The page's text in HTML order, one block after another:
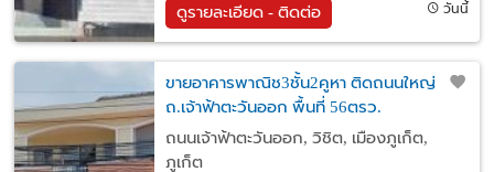
ดูรายละเอียด - ติดต่อ วันนี้
ขายอาคารพาณิช3ชั้น2คูหา ติดถนนใหญ่
ถ.เจ้าฟ้าตะวันออก พื้นที่ 56ตรว.
Commercial building for sale, 3 floors, 2
units. Chaofa East Rd., area 56 sq m.
ถนนเจ้าฟ้าตะวันออก, วิชิต, เมืองภูเก็ต,
ภูเก็ต